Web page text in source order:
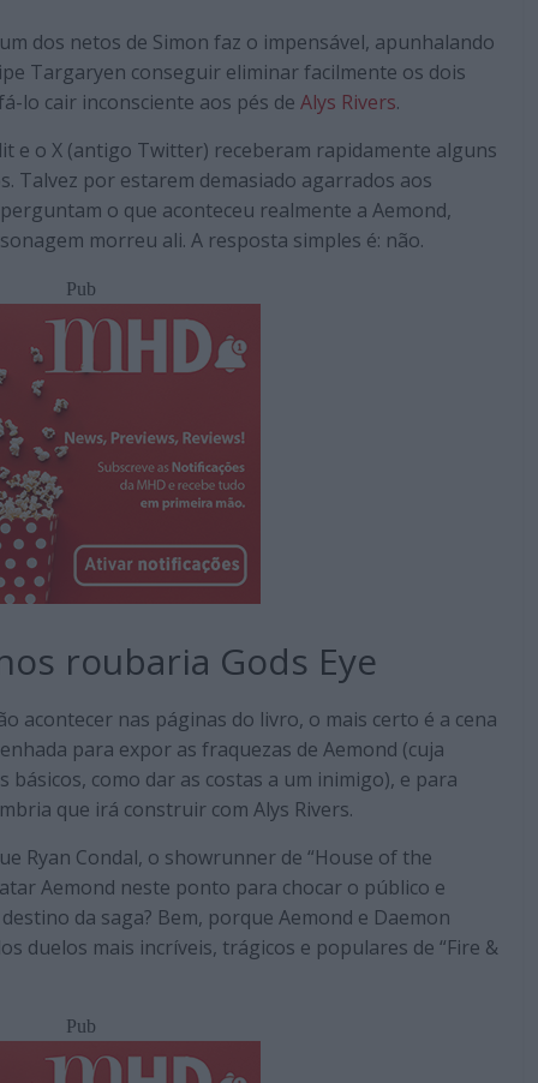
dos netos de Simon faz o impensável, apunhalando
Targaryen conseguir eliminar facilmente os dois
lo cair inconsciente aos pés de Alys Rivers.
e o X (antigo Twitter) receberam rapidamente alguns
Talvez por estarem demasiado agarrados aos
o que aconteceu realmente a Aemond,
morreu ali. A resposta simples é: não.
Pub
roubaria Gods Eye
acontecer nas páginas do livro, o mais certo é a cena
para expor as fraquezas de Aemond (cuja
como dar as costas a um inimigo), e para
que irá construir com Alys Rivers.
Ryan Condal, o showrunner de “House of the
Aemond neste ponto para chocar o público e
da saga? Bem, porque Aemond e Daemon
duelos mais incríveis, trágicos e populares de “Fire &
Pub